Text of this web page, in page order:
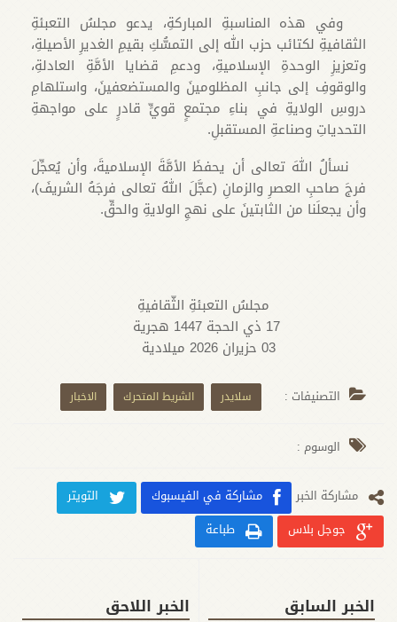
وفي هذه المناسبةِ المباركةِ، يدعو مجلسُ التعبئةِ
الثقافيةِ لكتائب حزب الله إلى التمسُّكِ بقيمِ الغديرِ الأصيلةِ،
وتعزيزِ الوحدةِ الإسلاميةِ، ودعمِ قضايا الأمَّةِ العادلةِ،
والوقوفِ إلى جانبِ المظلومينَ والمستضعفينَ، واستلهامِ
دروسِ الولايةِ في بناءِ مجتمعٍ قويٍّ قادرٍ على مواجهةِ
التحدياتِ وصناعةِ المستقبلِ.
نسألُ اللهَ تعالى أن يحفظَ الأمَّةَ الإسلاميةَ، وأن يُعجِّلَ
فرجَ صاحبِ العصرِ والزمانِ (عجَّلَ اللهُ تعالى فرجَهُ الشريفَ)،
وأن يجعلَنا من الثابتينَ على نهجِ الولايةِ والحقِّ.
مجلسُ التعبئةِ الثّقافيةِ
التصنيفات : سلايدر الشريط المتحرك الاخبار
الوسوم :
مشارکة الخبر مشاركة في الفيسبوك
التويتر
جوجل بلاس
طباعة
الخبر السابق الخبر اللاحق